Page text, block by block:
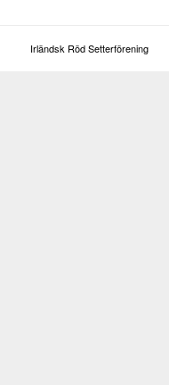
Irländsk Röd Setterförening